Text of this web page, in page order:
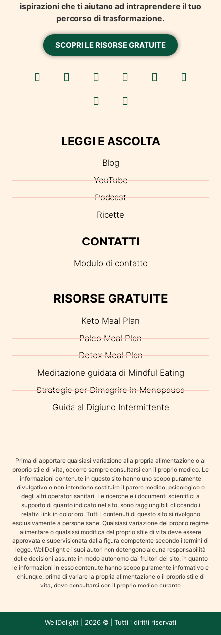
ispirazioni che ti aiutano ad intraprendere il tuo
percorso di trasformazione.
SCOPRI LE RISORSE GRATUITE
LEGGI E ASCOLTA
Blog
YouTube
Podcast
Ricette
CONTATTI
Modulo di contatto
RISORSE GRATUITE
Keto Meal Plan
Paleo Meal Plan
Detox Meal Plan
Meditazione guidata di Mindful Eating
Strategie per Dimagrire in Menopausa
Guida al Digiuno Intermittente
Prima di apportare qualsiasi variazione alla propria alimentazione o al
proprio stile di vita, occorre sempre consultarsi con il proprio medico. Le
informazioni contenute in questo sito hanno uno scopo puramente
divulgativo e non intendono sostituire il parere medico, psicologico o
degli altri operatori sanitari. Le ricerche e i documenti scientifici a
supporto di quanto indicato nel sito, sono raggiungibili cliccando i
relativi link in color oro. Tutti i contenuti di questo sito si rivolgono
esclusivamente a persone sane. Qualsiasi variazione del proprio regime
alimentare o qualsiasi modifica del proprio stile di vita deve essere
approvata e supervisionata dalla figura competente secondo i termini di
legge. WellDelight e i suoi autori non detengono alcuna responsabilità
delle decisioni assunte in modo autonomo dai fruitori del sito, in quanto
le informazioni in esso contenute hanno scopo puramente informativo e
chiunque, prima di variare la propria alimentazione o il proprio stile di
vita, deve consultarsi con il proprio medico curante
WellDelight | 2026 © | Tutti i diritti riservati